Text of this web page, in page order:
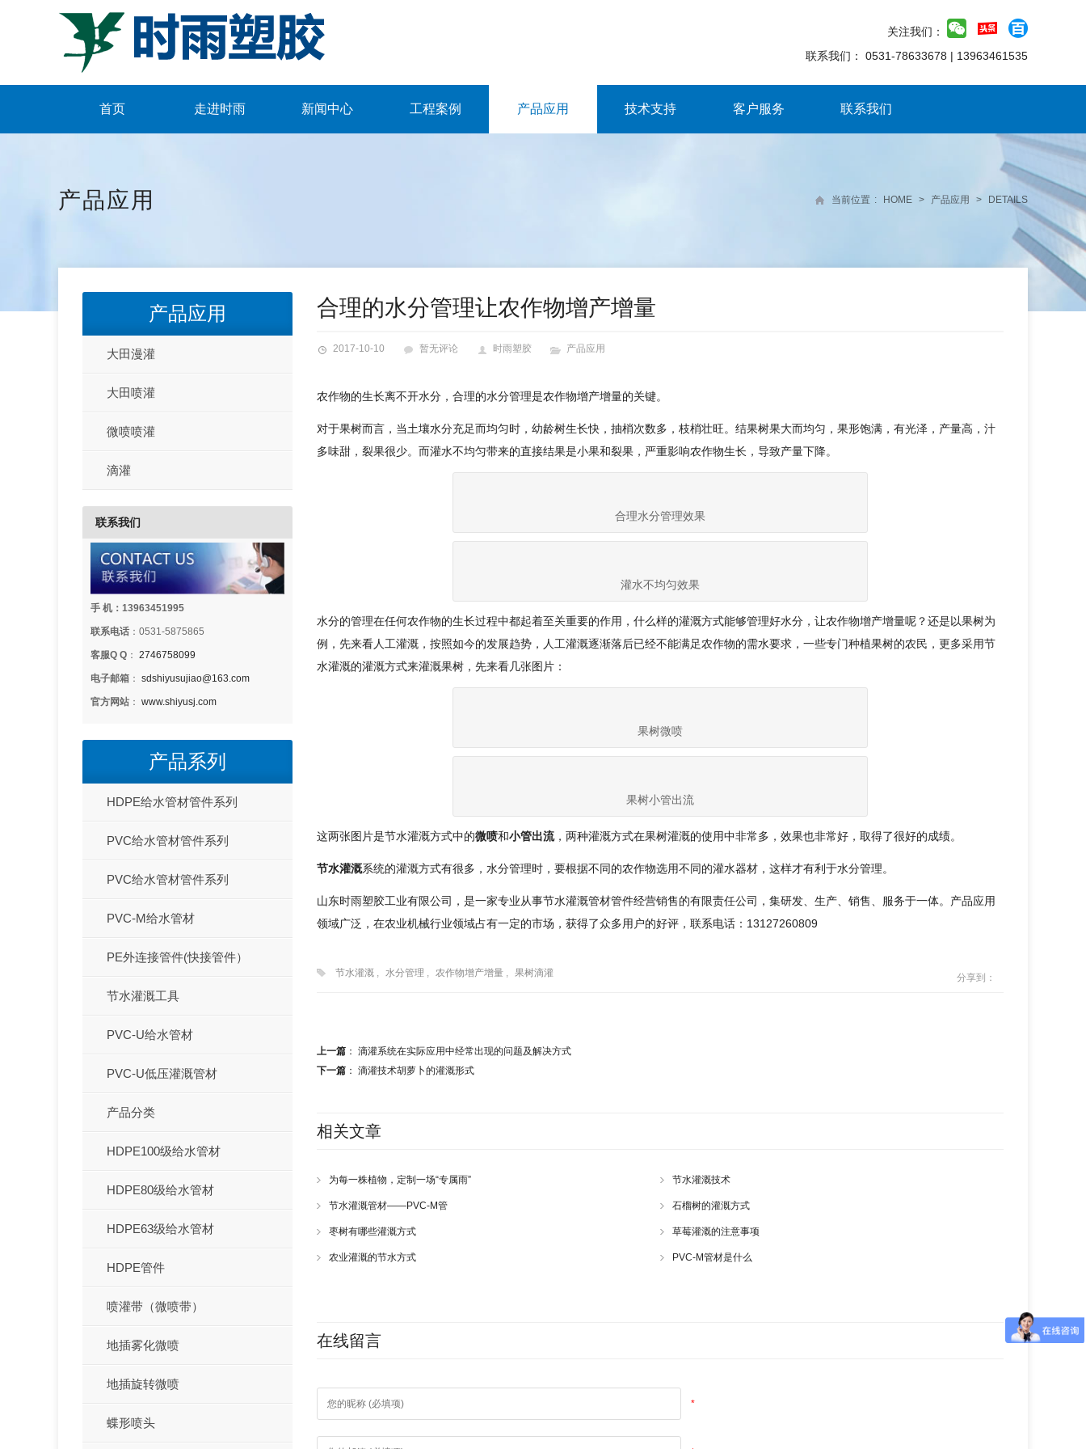
关注我们：
联系我们：
0531-78633678 | 13963461535
首页 走进时雨 新闻中心 工程案例 产品应用 技术支持 客户服务 联系我们
产品应用 当前位置 : HOME > 产品应用 > DETAILS
合理的水分管理让农作物增产增量
2017-10-10 暂无评论 时雨塑胶 产品应用
农作物的生长离不开水分，合理的水分管理是农作物增产增量的关键。
对于果树而言，当土壤水分充足而均匀时，幼龄树生长快，抽梢次数多，枝梢壮旺。结果树果大而均匀，果形饱满，有光泽，产量高，汁
多味甜，裂果很少。而灌水不均匀带来的直接结果是小果和裂果，严重影响农作物生长，导致产量下降。
合理水分管理效果
灌水不均匀效果
水分的管理在任何农作物的生长过程中都起着至关重要的作用，什么样的灌溉方式能够管理好水分，让农作物增产增量呢？还是以果树为
例，先来看人工灌溉，按照如今的发展趋势，人工灌溉逐渐落后已经不能满足农作物的需水要求，一些专门种植果树的农民，更多采用节
水灌溉的灌溉方式来灌溉果树，先来看几张图片：
果树微喷
果树小管出流
这两张图片是节水灌溉方式中的微喷和小管出流，两种灌溉方式在果树灌溉的使用中非常多，效果也非常好，取得了很好的成绩。
节水灌溉系统的灌溉方式有很多，水分管理时，要根据不同的农作物选用不同的灌水器材，这样才有利于水分管理。
山东时雨塑胶工业有限公司，是一家专业从事节水灌溉管材管件经营销售的有限责任公司，集研发、生产、销售、服务于一体。产品应用
领域广泛，在农业机械行业领域占有一定的市场，获得了众多用户的好评，联系电话：13127260809
节水灌溉 , 水分管理 , 农作物增产增量 , 果树滴灌 分享到：
上一篇 ： 滴灌系统在实际应用中经常出现的问题及解决方式
下一篇 ： 滴灌技术胡萝卜的灌溉形式
相关文章
为每一株植物，定制一场“专属雨” 节水灌溉技术
节水灌溉管材——PVC-M管 石榴树的灌溉方式
枣树有哪些灌溉方式 草莓灌溉的注意事项
农业灌溉的节水方式 PVC-M管材是什么
在线留言
*
产品应用
大田漫灌
大田喷灌
微喷喷灌
滴灌
联系我们
手 机：13963451995
联系电话 ：0531-5875865
客服Q Q ： 2746758099
电子邮箱 ： sdshiyusujiao@163.com
官方网站 ： www.shiyusj.com
产品系列
HDPE给水管材管件系列
PVC给水管材管件系列
PVC给水管材管件系列
PVC-M给水管材
PE外连接管件(快接管件）
节水灌溉工具
PVC-U给水管材
PVC-U低压灌溉管材
产品分类
HDPE100级给水管材
HDPE80级给水管材
HDPE63级给水管材
HDPE管件
喷灌带（微喷带）
地插雾化微喷
地插旋转微喷
蝶形喷头